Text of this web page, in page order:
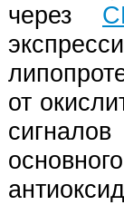
через
от